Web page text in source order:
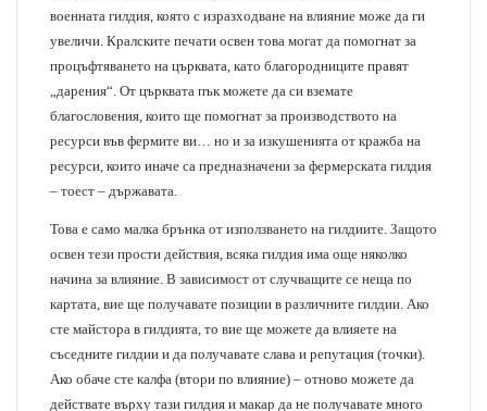
военната гилдия, която с изразходване на влияние може да ги
увеличи. Кралските печати освен това могат да помогнат за
процъфтяването на църквата, като благородниците правят
„дарения“. От църквата пък можете да си вземате
благословения, които ще помогнат за производството на
ресурси във фермите ви… но и за изкушенията от кражба на
ресурси, които иначе са предназначени за фермерската гилдия
– тоест – държавата.
Това е само малка брънка от използването на гилдиите. Защото
освен тези прости действия, всяка гилдия има още няколко
начина за влияние. В зависимост от случващите се неща по
картата, вие ще получавате позиции в различните гилдии. Ако
сте майстора в гилдията, то вие ще можете да влияете на
съседните гилдии и да получавате слава и репутация (точки).
Ако обаче сте калфа (втори по влияние) – отново можете да
действате върху тази гилдия и макар да не получавате много